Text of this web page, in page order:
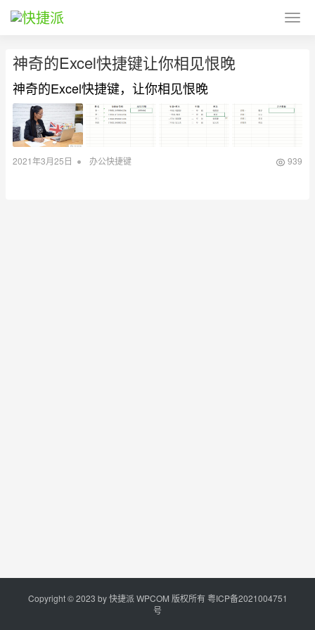
神奇的Excel快捷键让你相见恨晚
神奇的Excel快捷键，让你相见恨晚
2021年3月25日 • 办公快捷键 939
Copyright © 2023 by快捷派WPCOM 版权所有粤ICP备2021004751
号